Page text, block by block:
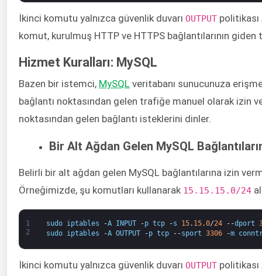
İkinci komutu yalnızca güvenlik duvarı ​ OUTPUT ​ politikası
komut, kurulmuş HTTP ve HTTPS bağlantılarının
Hizmet Kuralları: MySQL
Bazen bir istemci, ​ MySQL veritabanı sunucunuza
bağlantı noktasından gelen trafiğe manuel olarak izin
noktasından gelen bağlantı isteklerini dinler.
Bir Alt Ağdan Gelen MySQL
Belirli bir alt ağdan gelen MySQL bağlantılarına izin
Örneğimizde, şu komutları kullanarak 15.15.15.0/24
1
2
sudo iptables -A INPUT -p tcp -s 15. 15.0/24 --dport
sudo
iptables -A OUTPUT -p tcp --sport 3306 -m
İkinci komutu yalnızca güvenlik duvarı ​ OUTPUT ​ politikası